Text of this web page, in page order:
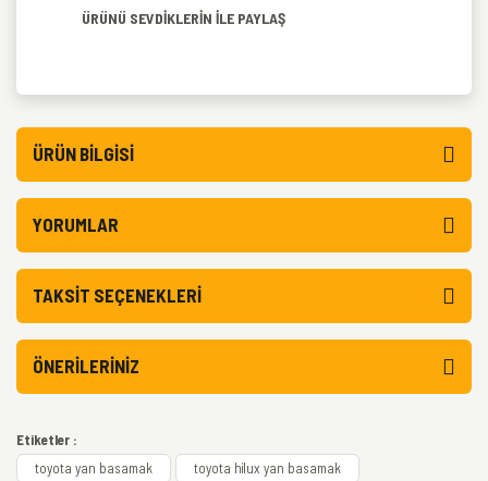
ÜRÜNÜ SEVDİKLERİN İLE PAYLAŞ
ÜRÜN BILGISI
YORUMLAR
TAKSIT SEÇENEKLERI
ÖNERILERINIZ
Etiketler :
toyota yan basamak
toyota hilux yan basamak